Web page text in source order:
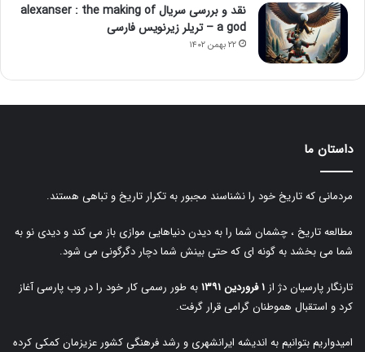
نقد و بررسی سریال alexanser : the making of
a god – تریلر زیرنویس فارسی
۲۲ بهمن ۱۴۰۲
داستان ما
مردمانی که تاریخ خود را نشناسند مجبور به تکرار تاریخ و تباهی هستند.
مطالعه تاریخ ، چشمان شما را به دیدن دنیاهایی موازی باز می کند و دیدی نو به
شما می بخشد به گونه ای که حتی بینش شما دچار دگرگونی می شود.
تارنگار پارسیان دژ از ۱ فروردین ۱۳۹۱
به طور رسمی کار خود را در وب پارسی آغاز
کرد و استقبال هموطنان گرامی قرار گرفت.
امیدواریم بتوانیم به اندیشه ایرانشهری و رشد فرهنگی کشور عزیزمان کمکی کرده